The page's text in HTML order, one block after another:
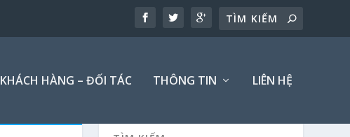
KHÁCH HÀNG – ĐỐI TÁC THÔNG TIN LIÊN HỆ